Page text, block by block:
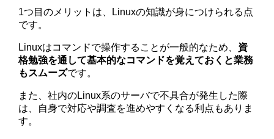
1つ目のメリットは、Linuxの知識が身につけられる点
です。
Linuxはコマンドで操作することが一般的なため、 資
格勉強を通して基本的なコマンドを覚えておくと業務
もスムーズです。
また、社内のLinux系のサーバで不具合が発生した際
は、自身で対応や調査を進めやすくなる利点もありま
す。